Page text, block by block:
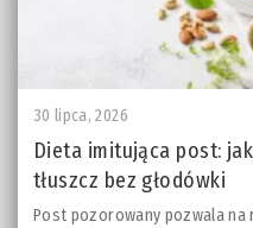
30 lipca, 2026
Dieta imitująca post:
tłuszcz bez głodówki
Post pozorowany pozwala na